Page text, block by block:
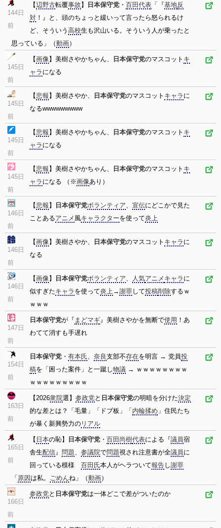
144日
前
【辺野古転覆事故 】 日本保守党 ・ 百田代表 「『基地反
対 ！』と、頭のちょっと緩いって言ったら怒られるけ
ど、そういう 高校生も沢山いる。そういう人が乗ったと
思っている」（動画）
145日
前
【画像】美樹さやかちゃん、 日本保守党のマスコット キ
ャラ になる
145日
前
【悲報 】美樹さやか、 日本保守党のマスコット キャラ に
なるwwwwwwwww
145日
前
【悲報 】美樹さやかちゃん、 日本保守党のマスコット キ
ャラ になる
145日
前
【悲報 】美樹さやかちゃん、 日本保守党のマスコット キ
ャラ になる （※画像あり）
146日
前
【悲報 】 日本保守党ボランティア、 宣伝にどこかで見た
ことあるアニメ 風キャラクターを使って炎上
146日
前
【画像】美樹さやか、 日本保守党のマスコット キャラ に
なる
146日
前
【画像】 日本保守党ボランティア、 人気アニメ キャラ に
似すぎたキャラ を使って炎上→謝罪して投稿削除するｗ
ｗｗｗ
147日
前
日本保守党が『 まどマギ』美樹さやかを無断で使用 ！あ
わてて消すも手遅れ
154日
前
日本保守党 ・ 有本氏、 奈良支部不存在を明言 → 党員投
稿を「困った案件」と一蹴し物議 → ｗｗｗｗｗｗｗｗ
ｗｗｗｗｗｗｗｗｗ
163日
前
【2026衆院選】 参政党と 日本保守党の明暗を分けた決定
的な差とは？「毛量」「ドブ板」「 内輪揉め 」住民たち
が暴く新興勢力の リアル
165日
前
【 日本の恥】 日本保守党 ・ 百田尚樹代表による『議員宿
舎生配信』 問題、 参議院で問題視され注意書が全議員 に
回っている模様 百田氏本人がヘラついて報告し謝罪
「 原因 は私。 ごめんね」（動画）
166日
前
参政党と 日本保守党は一体どこで差がついたのか